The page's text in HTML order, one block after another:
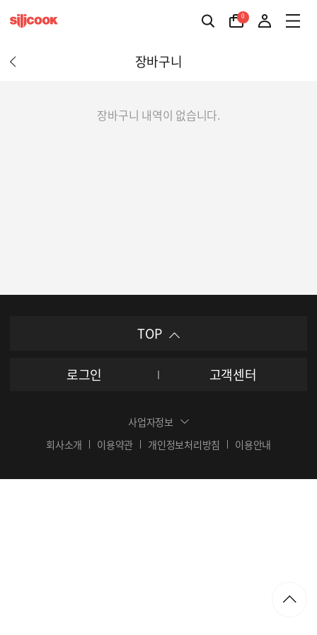
0
장바구니
장바구니 내역이 없습니다.
TOP
로그인 고객센터
사업자정보
회사소개
이용약관 개인정보처리방침 이용안내